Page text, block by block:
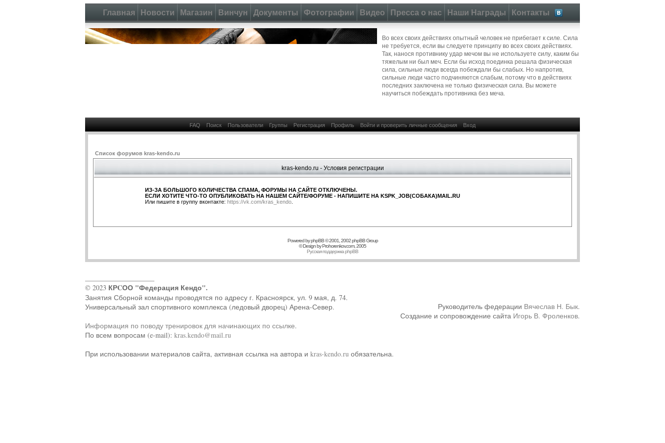
Главная Новости Магазин Винчун Документы Фотографии Видео Пресса о нас Наши Награды Контакты
Во всех своих действиях опытный человек не прибегает к силе. Сила
не требуется, если вы следуете принципу во всех своих действиях.
Так, нанося противнику удар мечом вы не используете силу, каким бы
тяжелым ни был меч. Если бы исход поединка решала физическая
сила, сильные люди всегда побеждали бы слабых. Но напротив,
сильные люди часто подчиняются слабым, потому что в действиях
последних заключена не только физическая сила. Вы можете
научиться побеждать противника без меча.
FAQ Поиск Пользователи Группы Регистрация Профиль Войти и проверить личные сообщения Вход
Список форумов kras-kendo.ru
kras-kendo.ru - Условия регистрации
ИЗ-ЗА БОЛЬШОГО КОЛИЧЕСТВА СПАМА, ФОРУМЫ НА САЙТЕ ОТКЛЮЧЕНЫ.
ЕСЛИ ХОТИТЕ ЧТО-ТО ОПУБЛИКОВАТЬ НА НАШЕМ САЙТЕ/ФОРУМЕ - НАПИШИТЕ НА KSPK_JOB(СОБАКА)MAIL.RU
Или пишите в группу вконтакте: https://vk.com/kras_kendo
Powered byphpBB© 2001, 2002 phpBB Group
© Design byProhorenkov.com, 2005
Русская поддержка phpBB
© 2023 КРCОО "Федерация Кендо".
Занятия Сборной команды проводятся по адресу г. Красноярск, ул. 9 мая, д. 74.
Универсальный зал спортивного комплекса (ледовый дворец) Арена-Север.
Информация по поводу тренировок для начинающих по ссылке.
По всем вопросам (e-mail): kras.kendo@mail.ru
Руководитель федерации Вячеслав Н. Бык.
Создание и сопровождение сайта Игорь В. Фроленков.
При использовании материалов сайта, активная ссылка на автора и kras-kendo.ru обязательна.